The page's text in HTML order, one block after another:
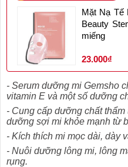
Mặt Nạ Tế
Beauty
miếng
23.000₫
- Serum dưỡng mi Gemsho
vitamin E và một số dưỡng
- Cung cấp dưỡng chất
dưỡng sợi mi khỏe mạnh từ
- Kích thích mi mọc dài, dày
- Nuôi dưỡng lông mi, lông
rụng.